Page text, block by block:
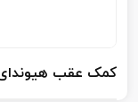
کمک عقب